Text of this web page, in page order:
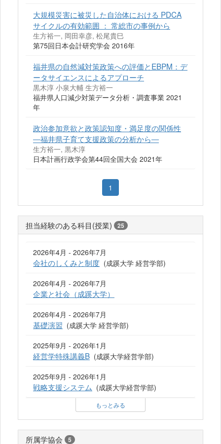
大規模災害に被災した自治体における PDCA
サイクルの有効範囲 ： 常総市の事例から
生方裕一, 岡田幸彦, 松尾貴巳
第75回日本会計研究学会 2016年
福井県の自然減対策政策への評価とEBPM：デ
ータサイエンスによるアプローチ
黒木淳 小泉大輔 生方裕一
福井県人口減少対策データ分析・調査事業 2021
年
政治参加意欲と政策認知度・満足度の関係性
―福井県子育て支援政策の分析から―
生方裕一, 黒木淳
日本計画行政学会第44回全国大会 2021年
1
担当経験のある科目(授業) 25
2026年4月 - 2026年7月
会社のしくみと制度 (成蹊大学 経営学部)
2026年4月 - 2026年7月
企業と社会（成蹊大学）
2026年4月 - 2026年7月
基礎演習 (成蹊大学 経営学部)
2025年9月 - 2026年1月
経営学特殊講義B (成蹊大学経営学部)
2025年9月 - 2026年1月
戦略支援システム (成蹊大学経営学部)
もっとみる
所属学協会 5